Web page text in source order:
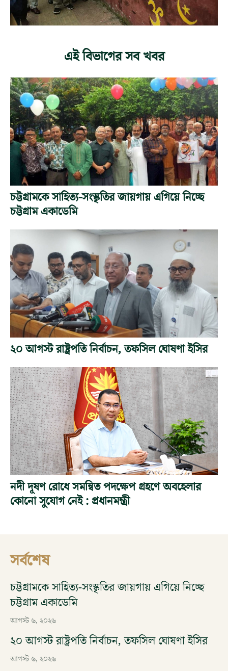
এই বিভাগের সব খবর
চট্টগ্রামকে সাহিত্য-সংস্কৃতির জায়গায় এগিয়ে নিচ্ছে
চট্টগ্রাম একাডেমি
২০ আগস্ট রাষ্ট্রপতি নির্বাচন, তফসিল ঘোষণা ইসির
নদী দূষণ রোধে সমন্বিত পদক্ষেপ গ্রহণে অবহেলার
কোনো সুযোগ নেই : প্রধানমন্ত্রী
সর্বশেষ
চট্টগ্রামকে সাহিত্য-সংস্কৃতির জায়গায় এগিয়ে নিচ্ছে
চট্টগ্রাম একাডেমি
আগস্ট ৬, ২০২৬
২০ আগস্ট রাষ্ট্রপতি নির্বাচন, তফসিল ঘোষণা ইসির
আগস্ট ৬, ২০২৬